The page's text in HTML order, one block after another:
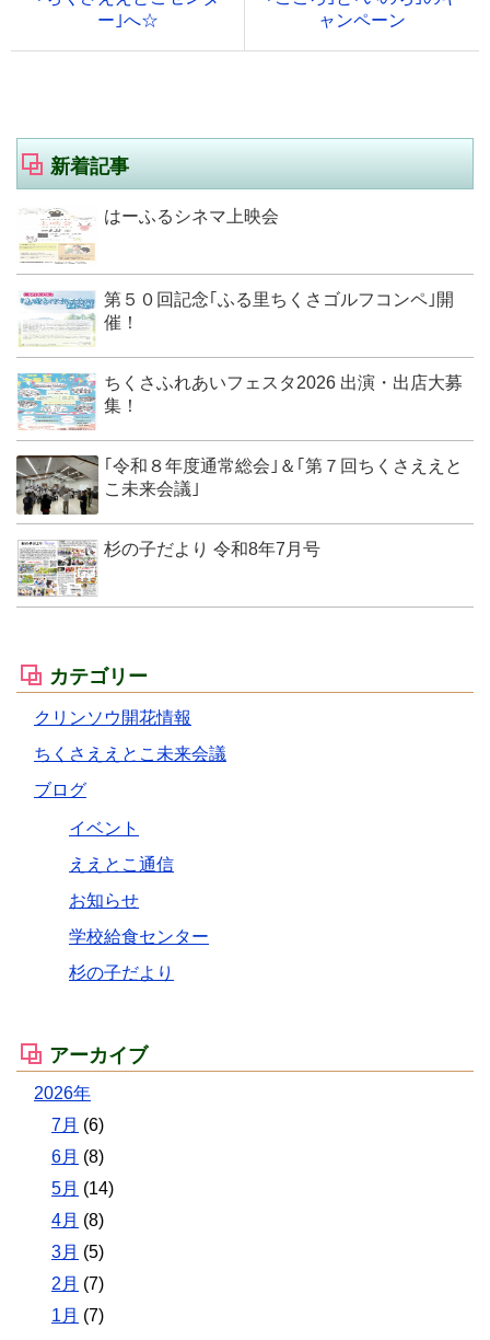
ー｣へ☆
ャンペーン
新着記事
はーふるシネマ上映会
第５０回記念｢ふる里ちくさゴルフコンペ｣開
催！
ちくさふれあいフェスタ2026 出演・出店大募
集！
｢令和８年度通常総会｣＆｢第７回ちくさええと
こ未来会議｣
杉の子だより 令和8年7月号
カテゴリー
クリンソウ開花情報
ちくさええとこ未来会議
ブログ
イベント
ええとこ通信
お知らせ
学校給食センター
杉の子だより
アーカイブ
2026年
7月 (6)
6月 (8)
5月 (14)
4月 (8)
3月 (5)
2月 (7)
1月 (7)